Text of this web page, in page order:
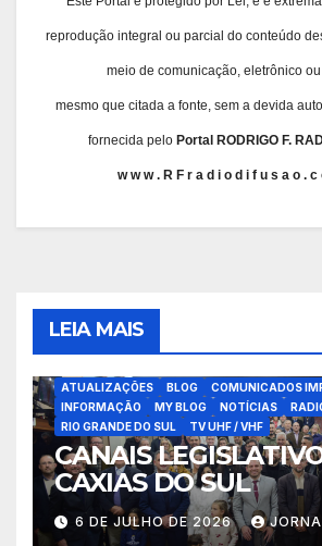
reprodução integral ou parcial do conteúdo
meio de comunicação, eletrônico
mesmo que citada a fonte, sem a devida
fornecida pelo Portal RODRIGO F.
w w w . R F r a d i o d i f u s a o . c
LEIA MAIS
ATUALIZAÇÕES BLOG
COMUNICADOS
INFORMAÇÃO
MY BLOG NOTÍCIAS
RIO GRANDE DO SUL
TV UHF / VHF
CANAIS
CAXIAS DO SUL
6 DE JULHO DE 2026